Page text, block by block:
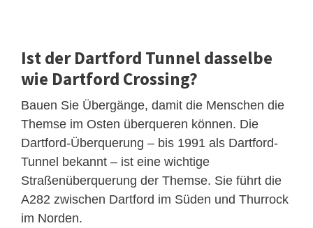
Ist der Dartford Tunnel dasselbe
wie Dartford Crossing?
Bauen Sie Übergänge, damit die Menschen die
Themse im Osten überqueren können. Die
Dartford-Überquerung – bis 1991 als Dartford-
Tunnel bekannt – ist eine wichtige
Straßenüberquerung der Themse. Sie führt die
A282 zwischen Dartford im Süden und Thurrock
im Norden.